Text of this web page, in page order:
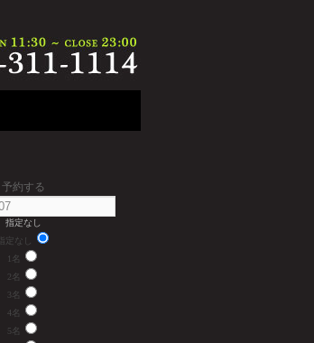
予約する
指定なし
指定なし
1名
2名
3名
4名
5名